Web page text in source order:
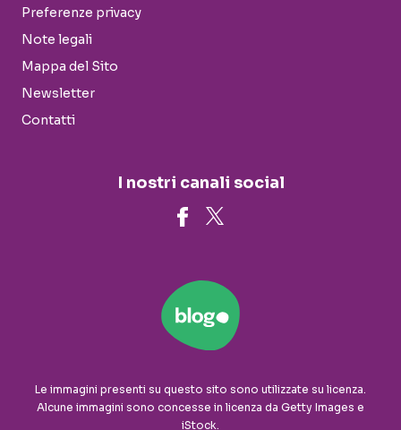
Preferenze privacy
Note legali
Mappa del Sito
Newsletter
Contatti
I nostri canali social
Le immagini presenti su questo sito sono utilizzate su licenza.
Alcune immagini sono concesse in licenza da Getty Images e
iStock.